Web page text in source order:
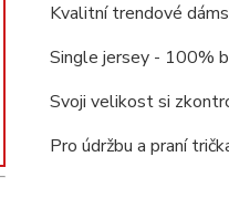
Kvalitní trendové
Single jersey - 100%
Svoji velikost si
Pro údržbu a praní